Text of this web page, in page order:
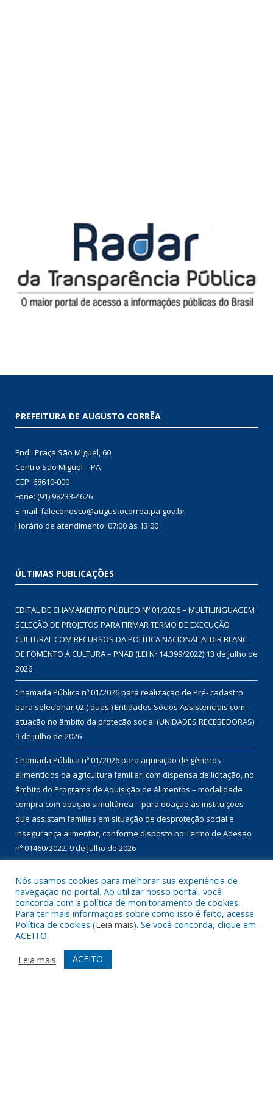
PREFEITURA DE AUGUSTO CORRÊA
End.: Praça São Miguel, 60
Centro São Miguel – PA
Fone: (91) 98233-4626
E-mail: faleconosco@augustocorrea.pa.gov.br
Horário de atendimento: 07:00 às 13:00
ÚLTIMAS PUBLICAÇÕES
EDITAL DE CHAMAMENTO PÚBLICO Nº 01/2026 – MULTILINGUAGEM
SELEÇÃO DE PROJETOS PARA FIRMAR TERMO DE EXECUÇÃO
CULTURAL COM RECURSOS DA POLÍTICA NACIONAL ALDIR BLANC
DE FOMENTO À CULTURA – PNAB (LEI Nº 14.399/2022)
13 de julho de
2026
Chamada Pública nº 01/2026 para realização de Pré- cadastro
para selecionar 02 ( duas ) Entidades Sócios Assistenciais com
atuação no âmbito da proteção social (UNIDADES RECEBEDORAS)
9 de julho de 2026
Chamada Pública nº 01/2026 para aquisição de gêneros
alimentícios da agricultura familiar, com dispensa de licitação, no
âmbito do Programa de Aquisição de Alimentos – modalidade
compra com doação simultânea – para doação às instituições
que assistam famílias em situação de desproteção social e
insegurança alimentar, conforme disposto no Termo de Adesão
nº 01460/2022.
9 de julho de 2026
Nós usamos cookies para melhorar sua experiência de
navegação no portal. Ao utilizar nosso portal, você
concorda com a política de monitoramento de cookies.
Para ter mais informações sobre como isso é feito, acesse
Política de cookies (Leia mais). Se você concorda, clique em
ACEITO.
Leia mais
ACEITO